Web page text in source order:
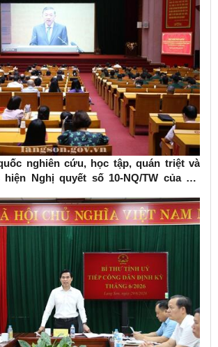
nghiên cứu, học tập, quán triệt và
Nghị quyết số 10-NQ/TW của Bộ